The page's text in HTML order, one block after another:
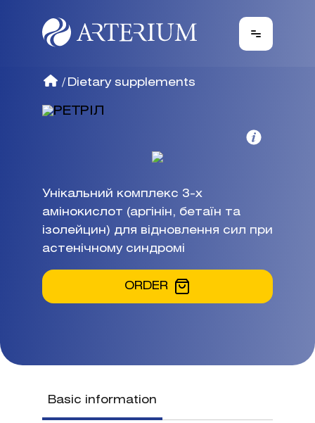
/ Dietary supplements
РЕТРІЛ
Унікальний комплекс 3-х
амінокислот (аргінін, бетаїн та
ізолейцин) для відновлення сил при
астенічному синдромі
ORDER
Basic information